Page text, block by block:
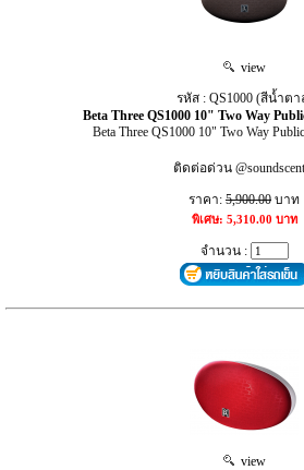
view
รหัส : QS1000 (สีน้ำตา
Beta Three QS1000 10" Two Way
Beta Three QS1000 10" Two Way
ติดต่อด่วน
ราคา: 5,900.00 บาท
พิเศษ: 5,310.00 บาท
จำนวน :
view